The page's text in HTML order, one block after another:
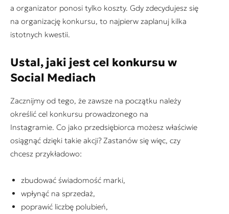
a organizator ponosi tylko koszty. Gdy zdecydujesz się
na organizację konkursu, to najpierw zaplanuj kilka
istotnych kwestii.
Ustal, jaki jest cel konkursu w
Social Mediach
Zacznijmy od tego, że zawsze na początku należy
określić cel konkursu prowadzonego na
Instagramie. Co jako przedsiębiorca możesz właściwie
osiągnąć dzięki takie akcji?Zastanów się więc, czy
chcesz przykładowo:
zbudować świadomość marki,
wpłynąć na sprzedaż,
poprawić liczbę polubień,